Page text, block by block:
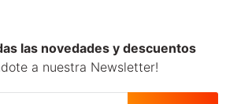
las novedades y descuentos
a nuestra Newsletter!